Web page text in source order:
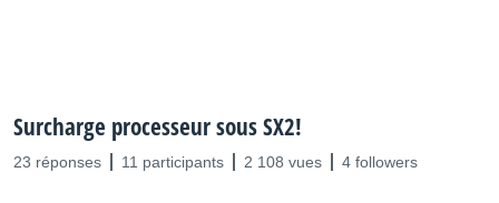
Surcharge processeur sous SX2!
23 réponses 11 participants 2 108 vues 4 followers